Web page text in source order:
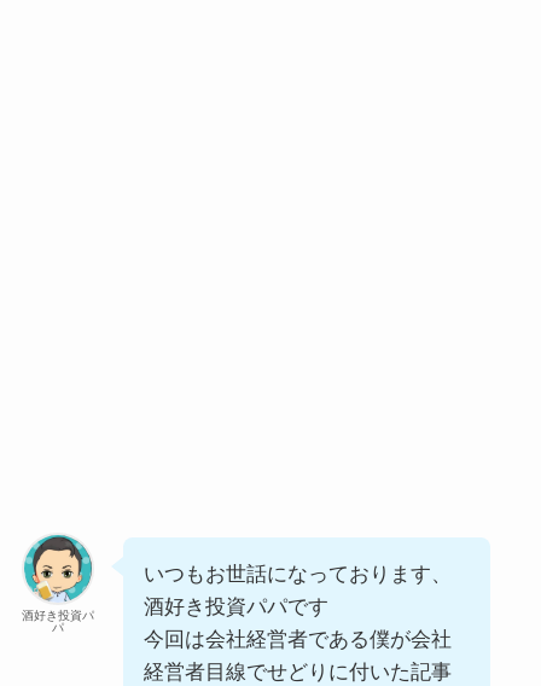
酒好き投資パ
パ
いつもお世話になっております、
酒好き投資パパです
今回は会社経営者である僕が会社
経営者目線でせどりに付いた記事